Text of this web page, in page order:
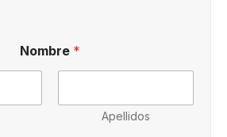
Nombre *
Apellidos